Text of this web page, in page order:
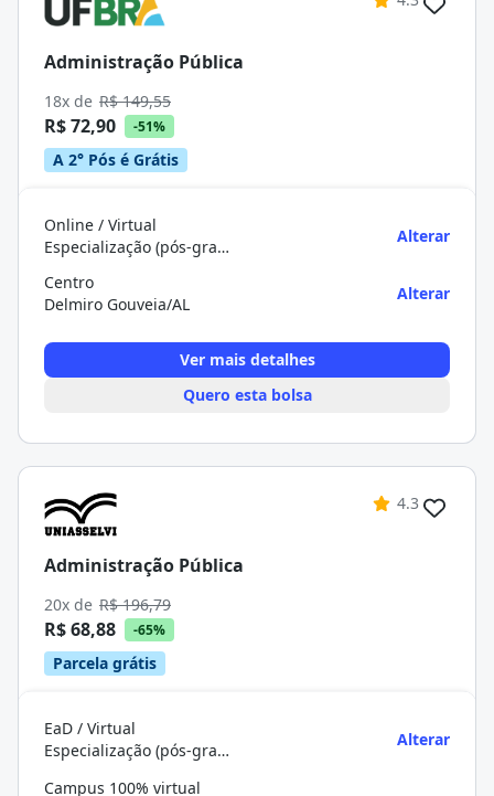
Administração Pública
18x de R$ 149,55
R$ 72,90 -51%
A 2° Pós é Grátis
Online / Virtual
Especialização (pós-graduação)
Alterar
Centro
Delmiro Gouveia/AL
Alterar
Ver mais detalhes
Quero esta bolsa
4.3
Administração Pública
20x de R$ 196,79
R$ 68,88 -65%
Parcela grátis
EaD / Virtual
Especialização (pós-graduação)
Alterar
Campus 100% virtual